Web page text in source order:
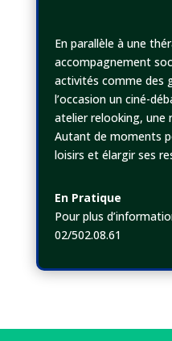
En parallèle à une
accompagnement
activités comme des
l’occasion un ciné-
atelier relooking, une
Autant de moments
loisirs et élargir ses
En Pratique
Pour plus
02/502.08.61